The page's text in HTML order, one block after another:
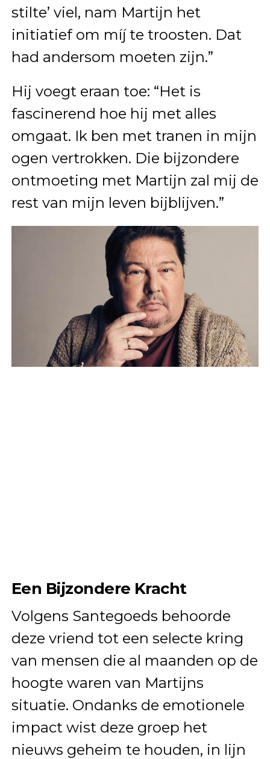
stilte’ viel, nam Martijn het
initiatief om míj te troosten. Dat
had andersom moeten zijn.”
Hij voegt eraan toe: “Het is
fascinerend hoe hij met alles
omgaat. Ik ben met tranen in mijn
ogen vertrokken. Die bijzondere
ontmoeting met Martijn zal mij de
rest van mijn leven bijblijven.”
Een Bijzondere Kracht
Volgens Santegoeds behoorde
deze vriend tot een selecte kring
van mensen die al maanden op de
hoogte waren van Martijns
situatie. Ondanks de emotionele
impact wist deze groep het
nieuws geheim te houden, in lijn